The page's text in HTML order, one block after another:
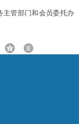
主管部门和会员委托办